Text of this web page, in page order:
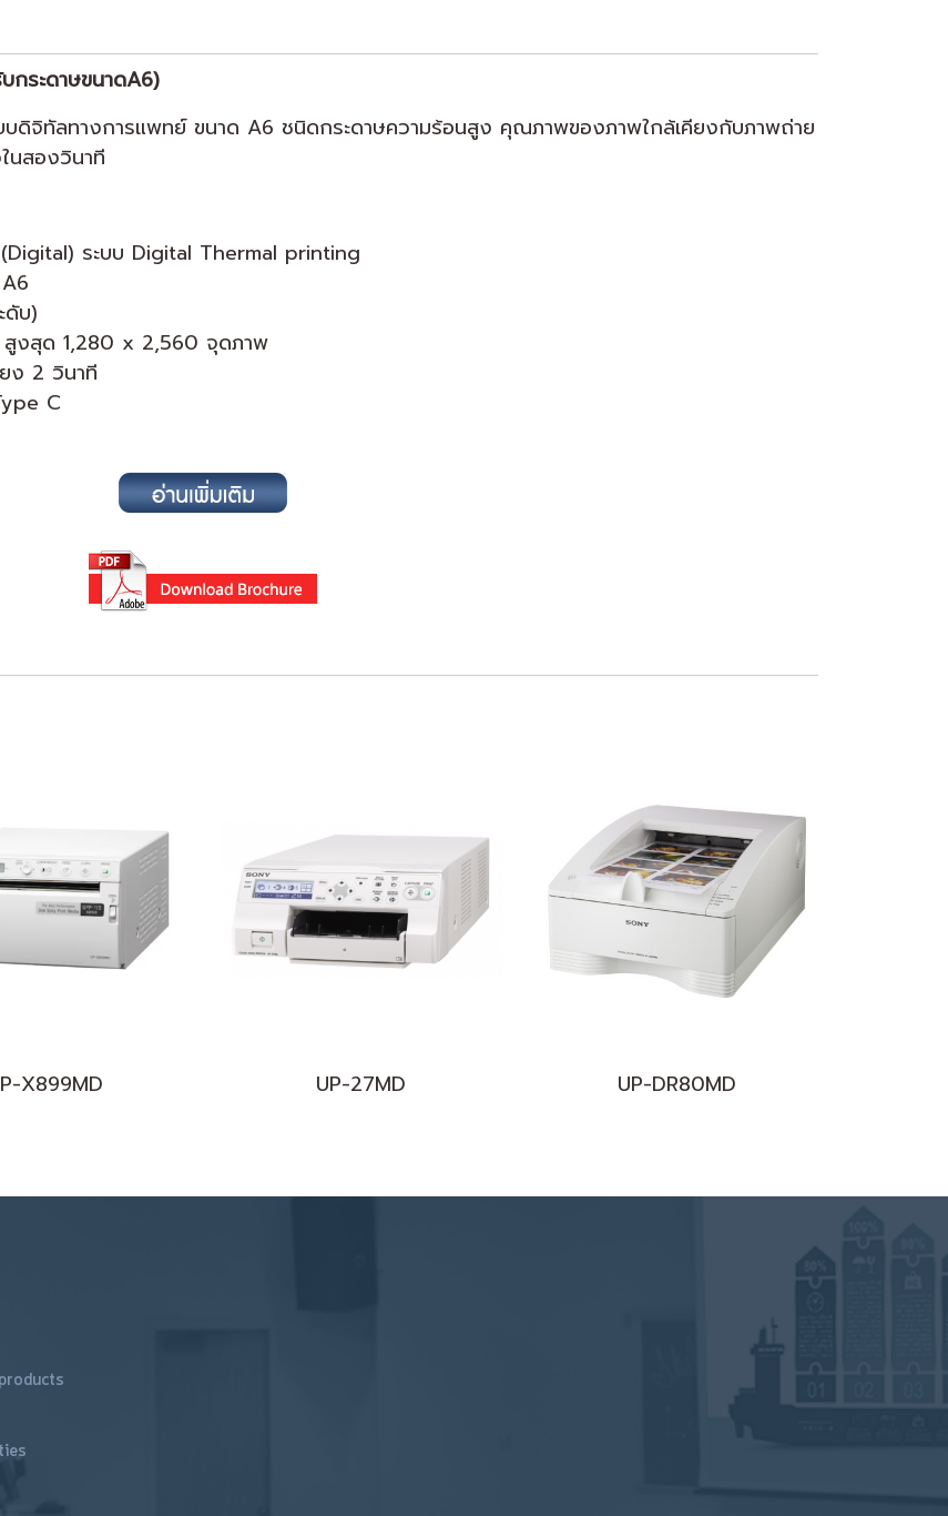
กระดาษขนาดA6)
ดิจิทัลทางการแพทย์ ขนาด A6 ชนิดกระดาษความร้อนสูง คุณภาพของภาพใกล้เคียงกับภาพถ่าย
นสองวินาที
ระบบ Digital Thermal printing
บ)
งสุด 1,280 x 2,560 จุดภาพ
ง 2 วินาที
C
X899MD UP-27MD UP-DR80MD